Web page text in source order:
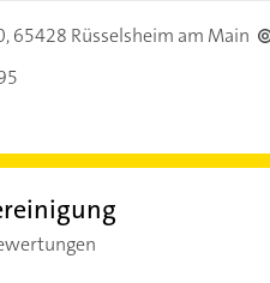
65428 Rüsselsheim am Main